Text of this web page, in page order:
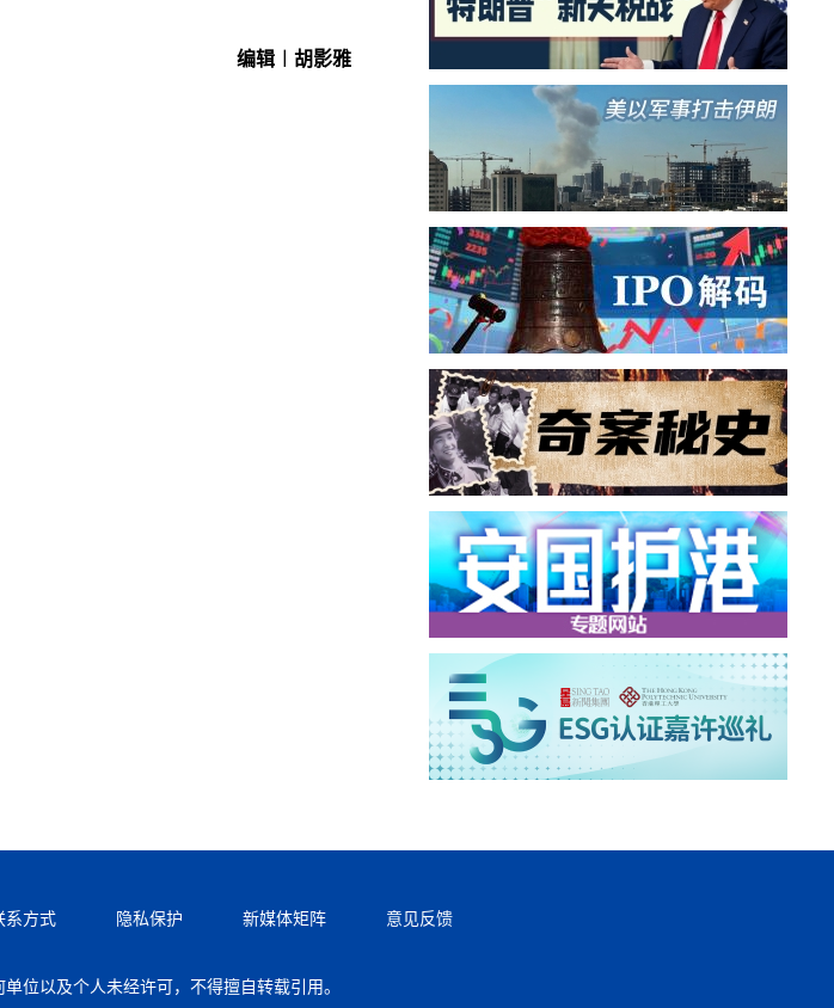
编辑︱胡影雅
系方式 隐私保护 新媒体矩阵 意见反馈
位以及个人未经许可，不得擅自转载引用。